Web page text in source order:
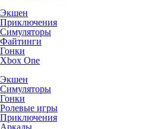
Экшен
Приключения
Симуляторы
Файтинги
Гонки
Xbox One
Экшен
Симуляторы
Гонки
Ролевые игры
Приключения
Аркады